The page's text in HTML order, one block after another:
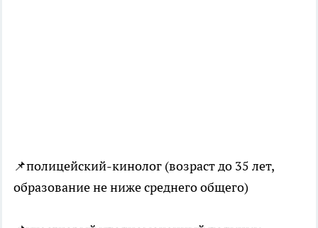
📌полицейский-кинолог (возраст до 35 лет,
образование не ниже среднего общего)